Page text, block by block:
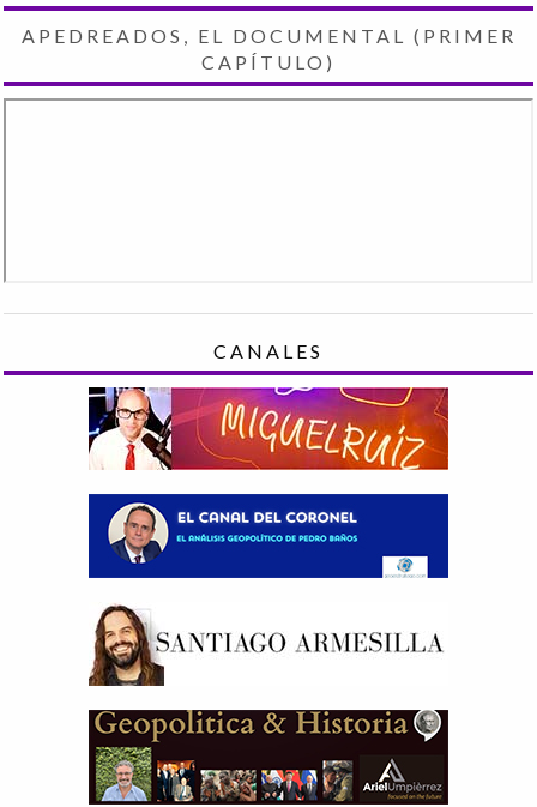
APEDREADOS, EL DOCUMENTAL (PRIMER
CAPÍTULO)
CANALES